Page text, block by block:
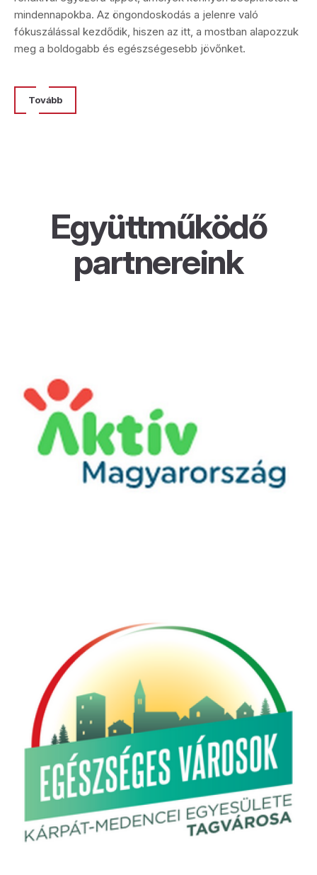
mindennapokba. Az öngondoskodás a jelenre való
fókuszálással kezdődik, hiszen az itt, a mostban alapozzuk
meg a boldogabb és egészségesebb jövőnket.
Tovább
Együttműködő
partnereink